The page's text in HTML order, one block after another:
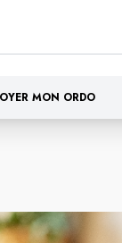
MON ORDO